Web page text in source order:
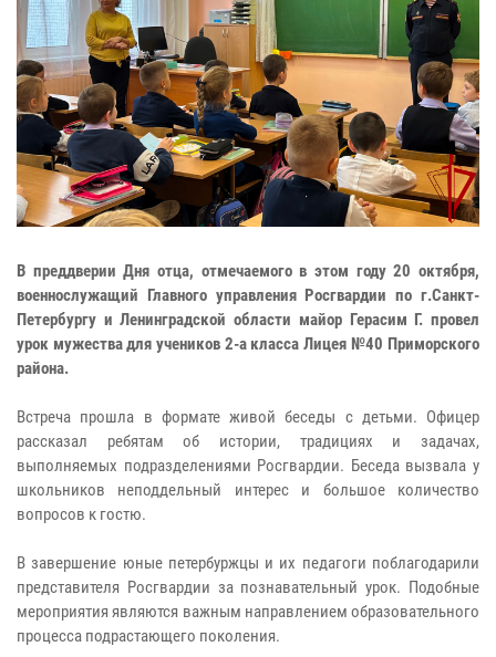
В преддверии Дня отца, отмечаемого в этом году 20 октября,
военнослужащий Главного управления Росгвардии по г.Санкт-
Петербургу и Ленинградской области майор Герасим Г. провел
урок мужества для учеников 2-а класса Лицея №40 Приморского
района.
Встреча прошла в формате живой беседы с детьми. Офицер
рассказал ребятам об истории, традициях и задачах,
выполняемых подразделениями Росгвардии. Беседа вызвала у
школьников неподдельный интерес и большое количество
вопросов к гостю.
В завершение юные петербуржцы и их педагоги поблагодарили
представителя Росгвардии за познавательный урок. Подобные
мероприятия являются важным направлением образовательного
процесса подрастающего поколения.